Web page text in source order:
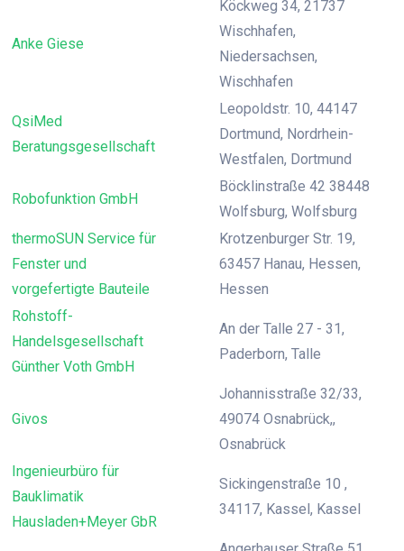
Anke Giese
Köckweg 34, 21737
Wischhafen,
Niedersachsen,
Wischhafen
QsiMed
Beratungsgesellschaft
Leopoldstr. 10, 44147
Dortmund, Nordrhein-
Westfalen, Dortmund
Robofunktion GmbH
Böcklinstraße 42 38448
Wolfsburg, Wolfsburg
thermoSUN Service für
Fenster und
vorgefertigte Bauteile
Krotzenburger Str. 19,
63457 Hanau, Hessen,
Hessen
Rohstoff-
Handelsgesellschaft
Günther Voth GmbH
An der Talle 27 - 31,
Paderborn, Talle
Givos
Johannisstraße 32/33,
49074 Osnabrück,,
Osnabrück
Ingenieurbüro für
Bauklimatik
Hausladen+Meyer GbR
Sickingenstraße 10 ,
34117, Kassel, Kassel